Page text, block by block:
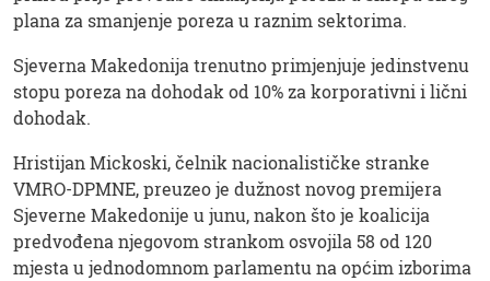
plana za smanjenje poreza u raznim sektorima.
Sjeverna Makedonija trenutno primjenjuje jedinstvenu
stopu poreza na dohodak od 10% za korporativni i lični
dohodak.
Hristijan Mickoski, čelnik nacionalističke stranke
VMRO-DPMNE, preuzeo je dužnost novog premijera
Sjeverne Makedonije u junu, nakon što je koalicija
predvođena njegovom strankom osvojila 58 od 120
mjesta u jednodomnom parlamentu na općim izborima